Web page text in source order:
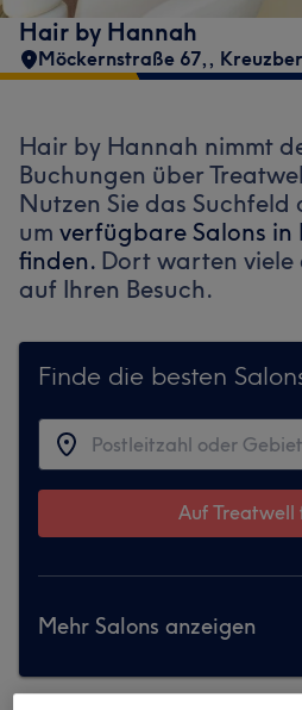
Hair by Hannah
Möckernstraße 67,,
Hair by Hannah nimmt
Buchungen über
Nutzen Sie das Suchfeld
um verfügbare Salons in
finden. Dort warten viele
auf Ihren Besuch.
Finde die besten
Auf Treatwell
Mehr Salons anzeigen